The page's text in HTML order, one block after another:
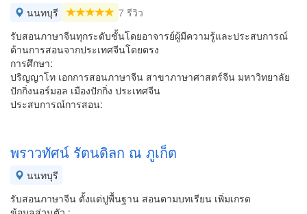
นนทบุรี
7 รีวิว
รับสอนภาษาจีนทุกระดับชั้นโดยอาจารย์ผู้มีความรู้และประสบการณ์
ด้านการสอนจากประเทศจีนโดยตรง
การศึกษา:
ปริญญาโท เอกการสอนภาษาจีน สาขาภาษาศาสตร์จีน มหาวิทยาลัย
ปักกิ่งนอร์มอล เมืองปักกิ่ง ประเทศจีน
ประสบการณ์การสอน:
พราวทัศน์ รัตนดิลก ณ ภูเก็ต
นนทบุรี
รับสอนภาษาจีน ตั้งแต่ปูพื้นฐาน สอนตามบทเรียน เพิ่มเกรด